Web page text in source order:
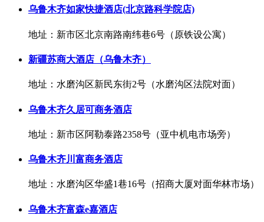
乌鲁木齐如家快捷酒店(北京路科学院店)
地址：新市区北京南路南纬巷6号（原铁设公寓）
新疆苏商大酒店（乌鲁木齐）
地址：水磨沟区新民东街2号（水磨沟区法院对面）
乌鲁木齐久居可商务酒店
地址：新市区阿勒泰路2358号（亚中机电市场旁）
乌鲁木齐川富商务酒店
地址：水磨沟区华盛1巷16号（招商大厦对面华林市场）
乌鲁木齐富森e嘉酒店